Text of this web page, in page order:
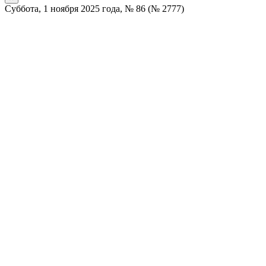
Суббота, 1 ноября 2025 года, № 86 (№ 2777)